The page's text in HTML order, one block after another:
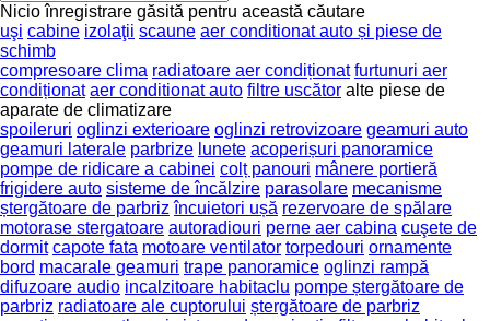
Nicio înregistrare găsită pentru această căutare
uşi cabine izolaţii scaune aer conditionat auto și piese de
schimb
compresoare clima radiatoare aer condiționat furtunuri aer
condiționat aer conditionat auto filtre uscător alte piese de
aparate de climatizare
spoileruri oglinzi exterioare oglinzi retrovizoare geamuri auto
geamuri laterale parbrize lunete acoperișuri panoramice
pompe de ridicare a cabinei colț panouri mânere portieră
frigidere auto sisteme de încălzire parasolare mecanisme
ștergătoare de parbriz încuietori ușă rezervoare de spălare
motorase stergatoare autoradiouri perne aer cabina cuşete de
dormit capote fata motoare ventilator torpedouri ornamente
bord macarale geamuri trape panoramice oglinzi rampă
difuzoare audio incalzitoare habitaclu pompe ștergătoare de
parbriz radiatoare ale cuptorului ștergătoare de parbriz